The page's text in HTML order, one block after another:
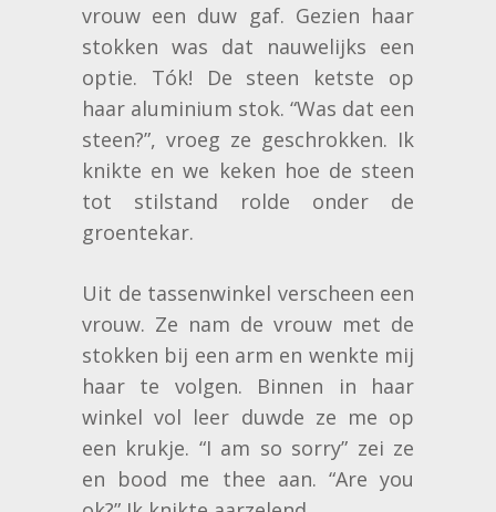
vrouw een duw gaf. Gezien haar
stokken was dat nauwelijks een
optie. Tók! De steen ketste op
haar aluminium stok. “Was dat een
steen?”, vroeg ze geschrokken. Ik
knikte en we keken hoe de steen
tot stilstand rolde onder de
groentekar.
Uit de tassenwinkel verscheen een
vrouw. Ze nam de vrouw met de
stokken bij een arm en wenkte mij
haar te volgen. Binnen in haar
winkel vol leer duwde ze me op
een krukje. “I am so sorry” zei ze
en bood me thee aan. “Are you